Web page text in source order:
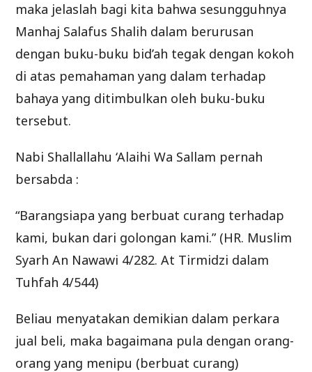
maka jelaslah bagi kita bahwa sesungguhnya
Manhaj Salafus Shalih dalam berurusan
dengan buku-buku bid’ah tegak dengan kokoh
di atas pemahaman yang dalam terhadap
bahaya yang ditimbulkan oleh buku-buku
tersebut.
Nabi Shallallahu ‘Alaihi Wa Sallam pernah
bersabda :
“Barangsiapa yang berbuat curang terhadap
kami, bukan dari golongan kami.” (HR. Muslim
Syarh An Nawawi 4/282. At Tirmidzi dalam
Tuhfah 4/544)
Beliau menyatakan demikian dalam perkara
jual beli, maka bagaimana pula dengan orang-
orang yang menipu (berbuat curang)